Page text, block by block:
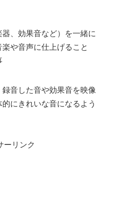
、効果音など）を一緒に
や音声に仕上げること
音した音や効果音を映像
にきれいな音になるよう
ーリンク